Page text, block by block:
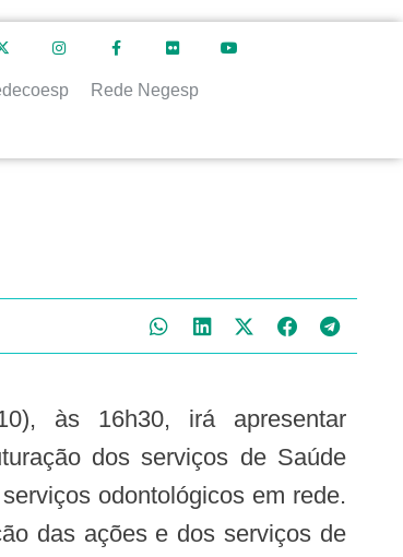
Rede Negesp
às 16h30, irá apresentar
dos serviços de Saúde
odontológicos em rede.
das ações e dos serviços de